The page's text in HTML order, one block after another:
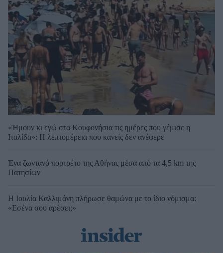
«Ήμουν κι εγώ στα Κουφονήσια τις ημέρες που γέμισε η
Ιταλίδα»: Η λεπτομέρεια που κανείς δεν ανέφερε
Ένα ζωντανό πορτρέτο της Αθήνας μέσα από τα 4,5 km της
Πατησίων
Η Ιουλία Καλλιμάνη πλήρωσε θαμώνα με το ίδιο νόμισμα:
«Εσένα σου αρέσει;»